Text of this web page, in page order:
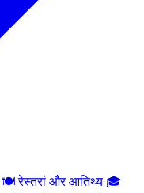
🍽️रेस्तरां और आतिथ्य 🎓